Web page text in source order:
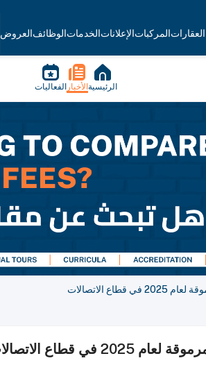
العقاراتالمركباتالإعلاناتالخدماتالوظائفالعروض
الرئيسية الأخبار الفعاليات